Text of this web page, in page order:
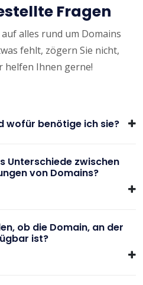
Fragen
alles rund um Domains
fehlt, zögern Sie nicht,
helfen Ihnen gerne!
wofür benötige ich sie?
Unterschiede zwischen
von Domains?
ob die Domain, an der
ist?